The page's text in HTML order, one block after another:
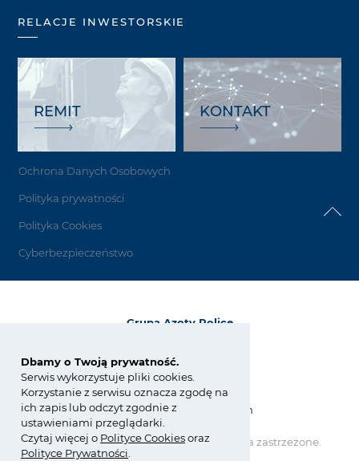
Dbamy o Twoją prywatność.
Serwis wykorzystuje pliki cookies.
Korzystanie z serwisu oznacza zgodę na
ich zapis lub odczyt zgodnie z
ustawieniami przeglądarki.
Czytaj więcej o PolityceCookiesoraz
Polityce Prywatności
RELACJE INWESTORSKIE
REMIT KONTAKT
Ochrona Danych Osobowych
Polityka prywatności
Polityka Cookies
Cyberbezpieczeństwo
Grupa Azoty Police
ul. Kuźnicka 1
tel.:+48 91 317 17 17
fax: +48 91 317 36 03
zchpolice@grupaazoty.com
Copyright © Grupa Azoty. Wszelkie prawa zastrzeżone.